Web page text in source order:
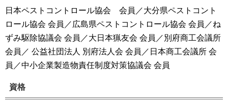
日本ペストコントロール協会 会員／大分県ペストコント
ロール協会 会員／広島県ペストコントロール協会 会員／ね
ずみ駆除協議会 会員／大日本猟友会 会員／別府商工会議所
会員／ 公益社団法人 別府法人会 会員／日本商工会議所 会
員／中小企業製造物責任制度対策協議会 会員
資格